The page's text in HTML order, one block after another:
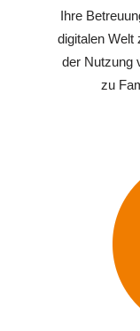
Ihre
digitalen Welt
der Nutzung
zu